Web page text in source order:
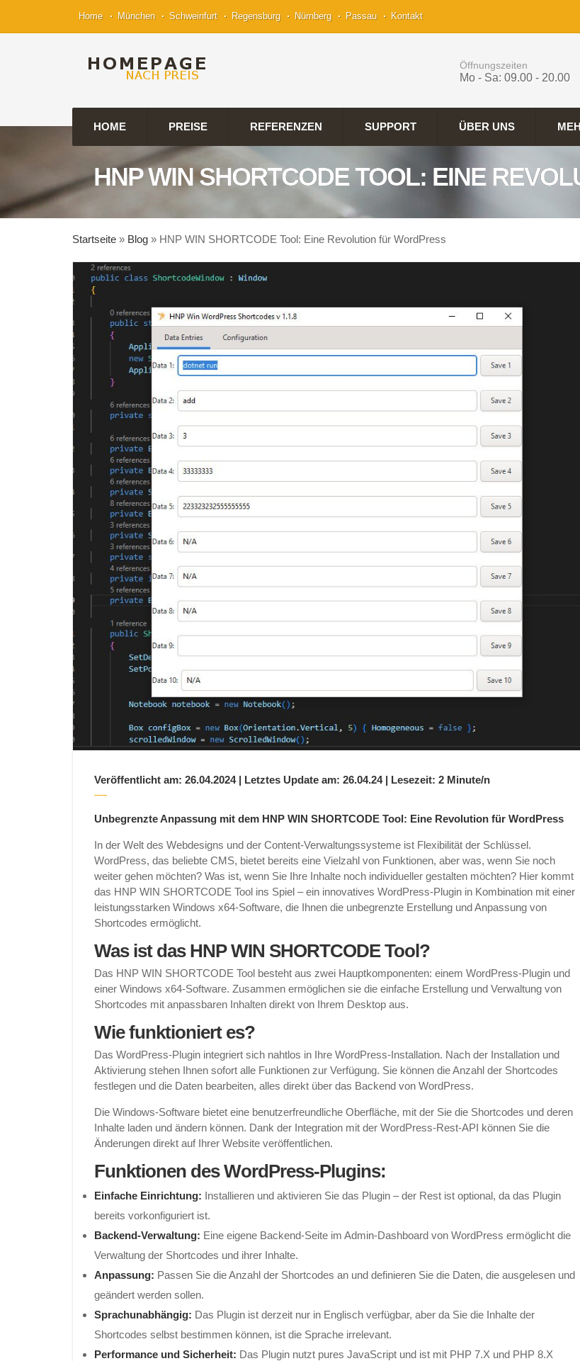
Home München Schweinfurt Regensburg Nürnberg Passau Kontakt
Öffnungszeiten
Mo - Sa: 09.00 - 20.00
HOME PREISE REFERENZEN SUPPORT ÜBER UNS
HNP WIN SHORTCODE TOOL: EINE
Startseite » Blog » HNP WIN SHORTCODE Tool: Eine Revolution für WordPress
Veröffentlicht am: 26.04.2024 | Letztes Update am: 26.04.24 | Lesezeit: 2 Minute/n
Unbegrenzte Anpassung mit dem HNP WIN SHORTCODE Tool: Eine Revolution für WordPress
In der Welt des Webdesigns und der Content-Verwaltungssysteme ist Flexibilität der Schlüssel.
WordPress, das beliebte CMS, bietet bereits eine Vielzahl von Funktionen, aber was, wenn Sie noch
weiter gehen möchten? Was ist, wenn Sie Ihre Inhalte noch individueller gestalten möchten? Hier kommt
das HNP WIN SHORTCODE Tool ins Spiel – ein innovatives WordPress-Plugin in Kombination mit einer
leistungsstarken Windows x64-Software, die Ihnen die unbegrenzte Erstellung und Anpassung von
Shortcodes ermöglicht.
Was ist das HNP WIN SHORTCODE Tool?
Das HNP WIN SHORTCODE Tool besteht aus zwei Hauptkomponenten: einem WordPress-Plugin und
einer Windows x64-Software. Zusammen ermöglichen sie die einfache Erstellung und Verwaltung von
Shortcodes mit anpassbaren Inhalten direkt von Ihrem Desktop aus.
Wie funktioniert es?
Das WordPress-Plugin integriert sich nahtlos in Ihre WordPress-Installation. Nach der Installation und
Aktivierung stehen Ihnen sofort alle Funktionen zur Verfügung. Sie können die Anzahl der Shortcodes
festlegen und die Daten bearbeiten, alles direkt über das Backend von WordPress.
Die Windows-Software bietet eine benutzerfreundliche Oberfläche, mit der Sie die Shortcodes und deren
Inhalte laden und ändern können. Dank der Integration mit der WordPress-Rest-API können Sie die
Änderungen direkt auf Ihrer Website veröffentlichen.
Funktionen des WordPress-Plugins:
Einfache Einrichtung: Installieren und aktivieren Sie das Plugin – der Rest ist optional, da das Plugin
bereits vorkonfiguriert ist.
Backend-Verwaltung: Eine eigene Backend-Seite im Admin-Dashboard von WordPress ermöglicht die
Verwaltung der Shortcodes und ihrer Inhalte.
Anpassung: Passen Sie die Anzahl der Shortcodes an und definieren Sie die Daten, die ausgelesen und
geändert werden sollen.
Sprachunabhängig: Das Plugin ist derzeit nur in Englisch verfügbar, aber da Sie die Inhalte der
Shortcodes selbst bestimmen können, ist die Sprache irrelevant.
Performance und Sicherheit: Das Plugin nutzt pures JavaScript und ist mit PHP 7.X und PHP 8.X